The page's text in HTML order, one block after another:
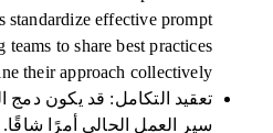
standardize effective prompt
teams to share best practices
their approach collectively.
تعقيد التكامل: قد يكون دمج